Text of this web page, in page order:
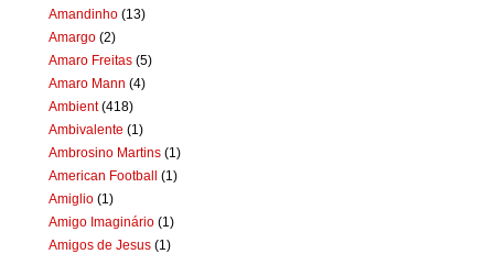
Amandinho (13)
Amargo (2)
Amaro Freitas (5)
Amaro Mann (4)
Ambient (418)
Ambivalente (1)
Ambrosino Martins (1)
American Football (1)
Amiglio (1)
Amigo Imaginário (1)
Amigos de Jesus (1)